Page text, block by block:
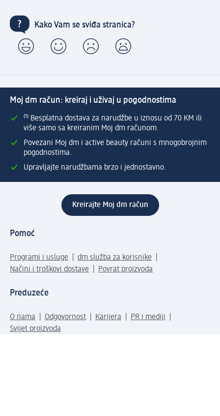
Kako Vam se sviđa stranica?
Moj dm račun: kreiraj i uživaj u pogodnostima
⁽¹⁾ Besplatna dostava za narudžbe u iznosu od 70 KM ili
više samo sa kreiranim Moj dm računom.
Povezani Moj dm i active beauty računi s mnogobrojnim
pogodnostima.
Upravljajte narudžbama brzo i jednostavno.
Kreirajte Moj dm račun
Pomoć
Programi i usluge
dm služba za korisnike
Načini i troškovi dostave
Povrat proizvoda
Preduzeće
O nama Odgovornost Karijera
PR i mediji
Svijet proizvoda